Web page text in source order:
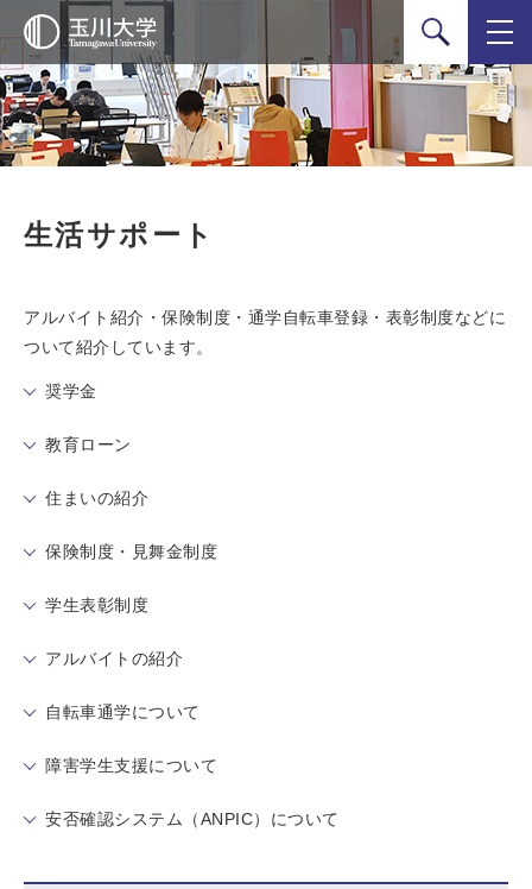
検索
生活サポート
アルバイト紹介・保険制度・通学自転車登録・表彰制度などに
ついて紹介しています。
奨学金
教育ローン
住まいの紹介
保険制度・見舞金制度
学生表彰制度
アルバイトの紹介
自転車通学について
障害学生支援について
安否確認システム（ANPIC）について